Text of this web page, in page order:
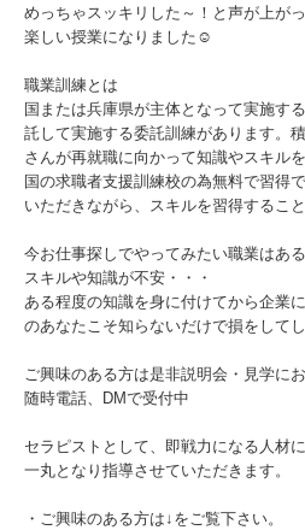
めっちゃスッキリした～！と声が上が
楽しい授業になりました☺︎
職業訓練とは
国または兵庫県が主体となって実施す
託して実施する委託訓練があります。
さんが再就職に向かって知識やスキル
国の求職者支援訓練校の為無料で習得
いただきながら、スキルを習得するこ
今お仕事探しでやってみたい職業はあ
スキルや知識が不安・・・
ある程度の知識を身に付けてから企業
のあなたこそ知らないだけで損をして
ご興味のある方は是非説明会・見学
随時電話、DMで受付中
セラピストとして、即戦力になる人材
一丸となり指導させていただきます。
・ご興味のある方は↓をご覧下さい。